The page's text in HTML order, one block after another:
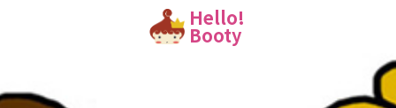
Hello!
Booty